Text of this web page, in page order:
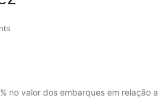
no valor dos embarques em relação a